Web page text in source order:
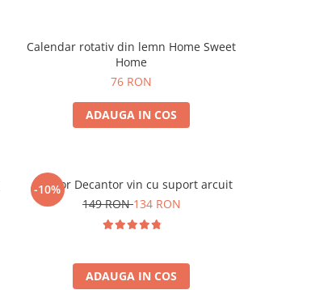
Calendar rotativ din lemn Home Sweet
Home
76 RON
ADAUGA IN COS
-10%
Aerator Decantor vin cu suport arcuit
149 RON134 RON
ADAUGA IN COS